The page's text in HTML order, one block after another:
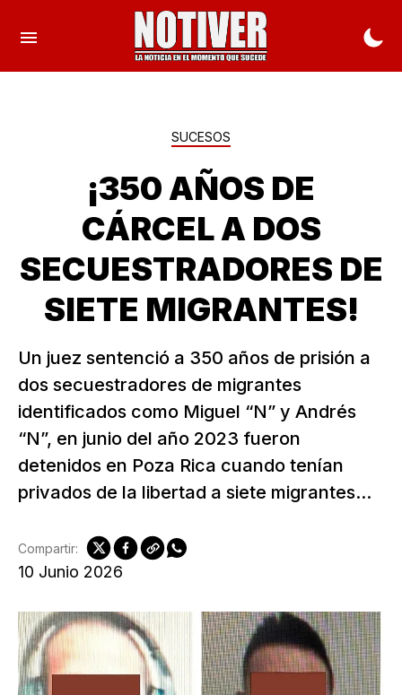
SUCESOS
¡350 AÑOS DE
CÁRCEL A DOS
SECUESTRADORES DE
SIETE MIGRANTES!
Un juez sentenció a 350 años de prisión a
dos secuestradores de migrantes
identificados como Miguel “N” y Andrés
“N”, en junio del año 2023 fueron
detenidos en Poza Rica cuando tenían
privados de la libertad a siete migrantes...
10 Junio 2026
Compartir: